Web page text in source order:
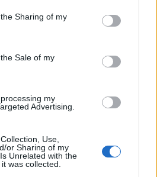
Sharing of my
Sale of my
my
Advertising.
Use,
or Sharing of my
Unrelated with the
was collected.